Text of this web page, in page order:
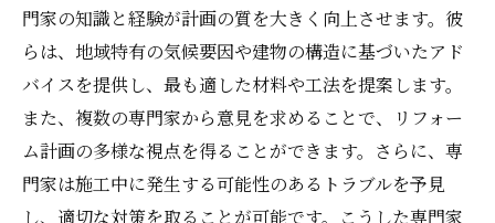
門家の知識と経験が計画の質を大きく向上させます。彼
らは、地域特有の気候要因や建物の構造に基づいたアド
バイスを提供し、最も適した材料や工法を提案します。
また、複数の専門家から意見を求めることで、リフォー
ム計画の多様な視点を得ることができます。さらに、専
門家は施工中に発生する可能性のあるトラブルを予見
し、適切な対策を取ることが可能です。こうした専門家